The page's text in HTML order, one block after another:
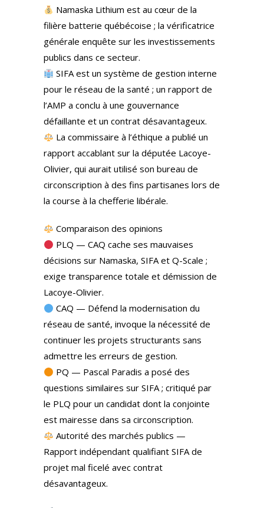
Namaska Lithium est au cœur de la
filière batterie québécoise ; la vérificatrice
générale enquête sur les investissements
publics dans ce secteur.
SIFA est un système de gestion interne
pour le réseau de la santé ; un rapport de
l’AMP a conclu à une gouvernance
défaillante et un contrat désavantageux.
La commissaire à l’éthique a publié un
rapport accablant sur la députée Lacoye-
Olivier, qui aurait utilisé son bureau de
circonscription à des fins partisanes lors de
la course à la chefferie libérale.
Comparaison des opinions
PLQ — CAQ cache ses mauvaises
décisions sur Namaska, SIFA et Q-Scale ;
exige transparence totale et démission de
Lacoye-Olivier.
CAQ — Défend la modernisation du
réseau de santé, invoque la nécessité de
continuer les projets structurants sans
admettre les erreurs de gestion.
PQ — Pascal Paradis a posé des
questions similaires sur SIFA ; critiqué par
le PLQ pour un candidat dont la conjointe
est mairesse dans sa circonscription.
Autorité des marchés publics —
Rapport indépendant qualifiant SIFA de
projet mal ficelé avec contrat
désavantageux.